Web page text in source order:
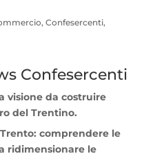
Confesercenti,
Confesercenti
visione da costruire
del Trentino.
comprendere le
ridimensionare le